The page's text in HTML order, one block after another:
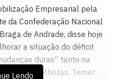
Empresarial pela
da Confederação Nacional
de Andrade, disse hoje
a situação do déficit
duras” tanto na
leis trabalhistas. Temer
Lendo